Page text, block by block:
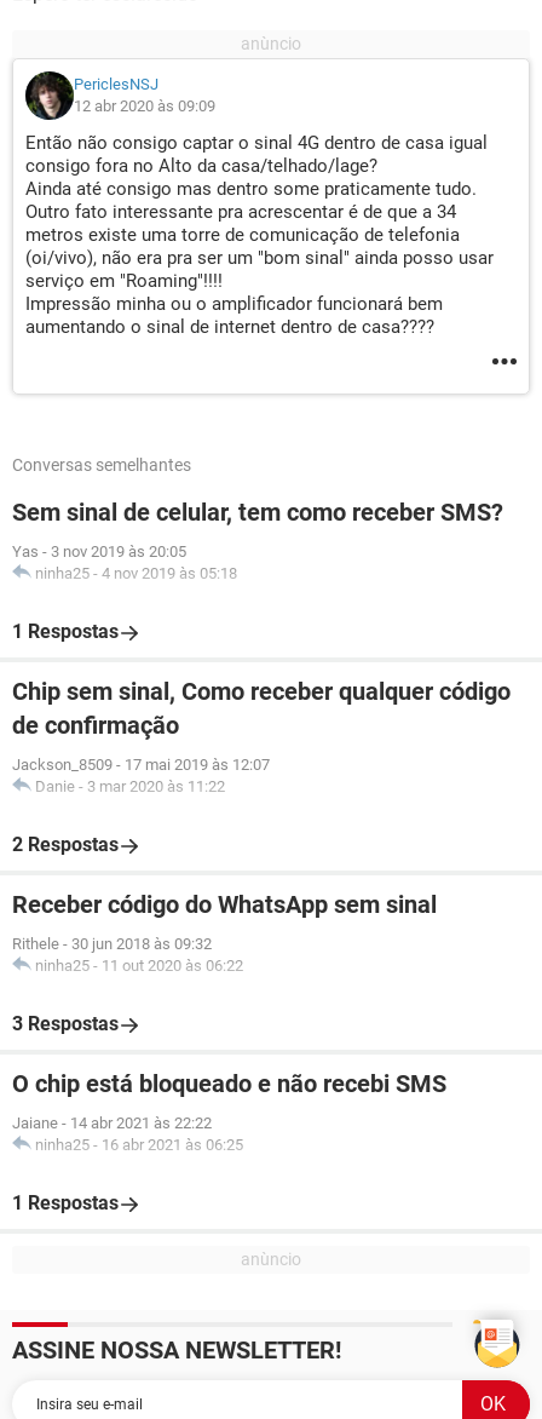
PericlesNSJ
12 abr 2020 às 09:09
Então não consigo captar o sinal 4G dentro de casa igual
consigo fora no Alto da casa/telhado/lage?
Ainda até consigo mas dentro some praticamente tudo.
Outro fato interessante pra acrescentar é de que a 34
metros existe uma torre de comunicação de telefonia
(oi/vivo), não era pra ser um "bom sinal" ainda posso usar
serviço em "Roaming"!!!!
Impressão minha ou o amplificador funcionará bem
aumentando o sinal de internet dentro de casa????
Conversas semelhantes
Sem sinal de celular, tem como receber SMS?
Yas - 3 nov 2019 às 20:05
ninha25 - 4 nov 2019 às 05:18
1 Respostas
Chip sem sinal, Como receber qualquer código
de confirmação
Jackson_8509 - 17 mai 2019 às 12:07
Danie - 3 mar 2020 às 11:22
2 Respostas
Receber código do WhatsApp sem sinal
Rithele - 30 jun 2018 às 09:32
ninha25 - 11 out 2020 às 06:22
3 Respostas
O chip está bloqueado e não recebi SMS
Jaiane - 14 abr 2021 às 22:22
ninha25 - 16 abr 2021 às 06:25
1 Respostas
ASSINE NOSSA NEWSLETTER!